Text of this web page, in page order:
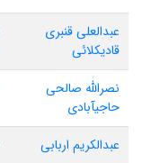
عبدالعلی قنبری
قادیکلائی
نصرالله صالحی
حاجیآبادی
عبدالکریم اربابی